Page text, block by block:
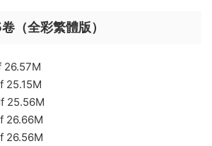
（全彩繁體版）
26.57M
25.15M
25.56M
26.66M
26.56M